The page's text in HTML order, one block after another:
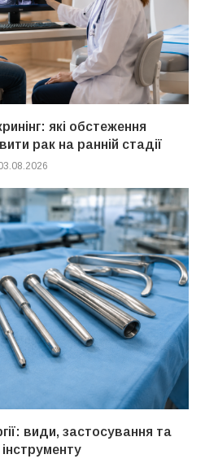
які обстеження
рак на ранній стадії
види, застосування та
інструменту